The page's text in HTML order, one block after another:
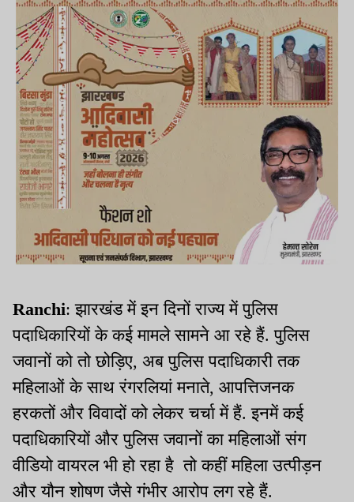
Ranchi: झारखंड में इन दिनों राज्य में पुलिस
पदाधिकारियों के कई मामले सामने आ रहे हैं. पुलिस
जवानों को तो छोड़िए, अब पुलिस पदाधिकारी तक
महिलाओं के साथ रंगरलियां मनाते, आपत्तिजनक
हरकतों और विवादों को लेकर चर्चा में हैं. इनमें कई
पदाधिकारियों और पुलिस जवानों का महिलाओं संग
वीडियो वायरल भी हो रहा है तो कहीं महिला उत्पीड़न
और यौन शोषण जैसे गंभीर आरोप लग रहे हैं.